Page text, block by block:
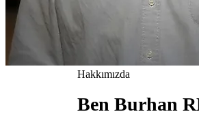
Hakkımızda
Ben Burhan